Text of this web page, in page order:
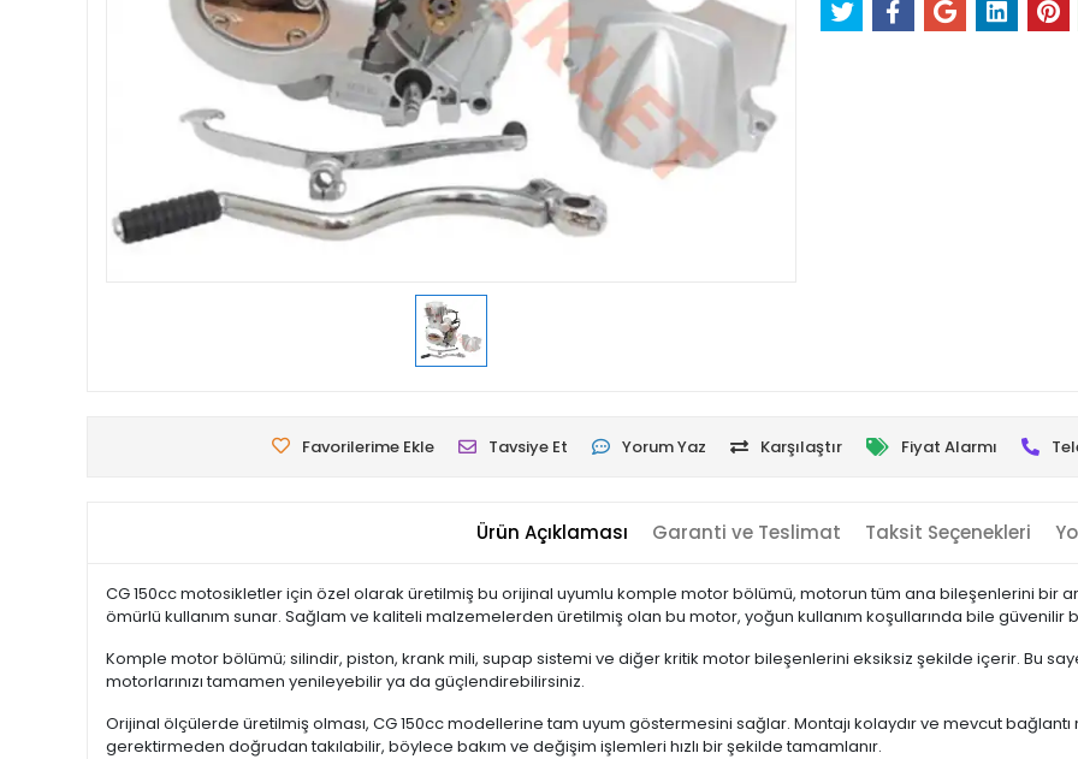
Favorilerime Ekle Tavsiye Et Yorum Yaz Karşılaştır Fiyat Alarmı
Ürün Açıklaması Garanti ve Teslimat Taksit Seçenekleri
CG 150cc motosikletler için özel olarak üretilmiş bu orijinal uyumlu komple motor bölümü, motorun tüm ana bileşenlerini bir
ömürlü kullanım sunar. Sağlam ve kaliteli malzemelerden üretilmiş olan bu motor, yoğun kullanım koşullarında bile güvenilir
Komple motor bölümü; silindir, piston, krank mili, supap sistemi ve diğer kritik motor bileşenlerini eksiksiz şekilde içerir. Bu
motorlarınızı tamamen yenileyebilir ya da güçlendirebilirsiniz.
Orijinal ölçülerde üretilmiş olması, CG 150cc modellerine tam uyum göstermesini sağlar. Montajı kolaydır ve mevcut
gerektirmeden doğrudan takılabilir, böylece bakım ve değişim işlemleri hızlı bir şekilde tamamlanır.